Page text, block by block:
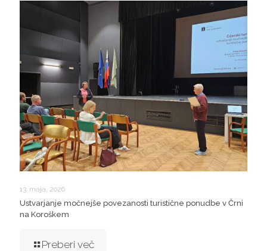
13. maja, 2026
Ustvarjanje močnejše povezanosti turistične ponudbe v Črni
na Koroškem
Preberi več